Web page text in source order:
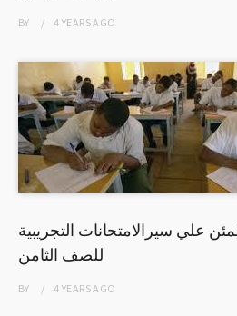
BY 4 YEARSAGO
علي سيرالامتحانات التجريبية
للصف الثامن
BY 4 YEARSAGO